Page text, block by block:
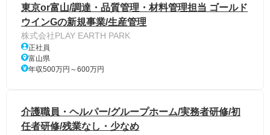
東京or富山/調達・品質管理・材料管理担当 ゴールド
ウインGの新規事業/生産管理
株式会社PLAY EARTH PARK
正社員
富山県
年収500万円～600万円
介護職員・ヘルパー/グループホーム/実務者研修/初
任者研修/残業なし・少なめ